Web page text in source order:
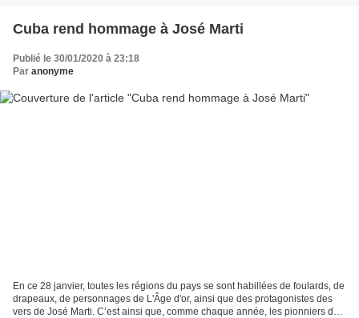
Cuba rend hommage à José Marti
Publié le 30/01/2020 à 23:18
Par anonyme
En ce 28 janvier, toutes les régions du pays se sont habillées de foulards, de
drapeaux, de personnages de L'Âge d'or, ainsi que des protagonistes des
vers de José Marti. C’est ainsi que, comme chaque année, les pionniers des